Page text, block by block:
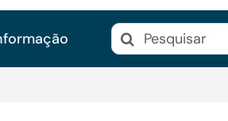
Buscar
resultados